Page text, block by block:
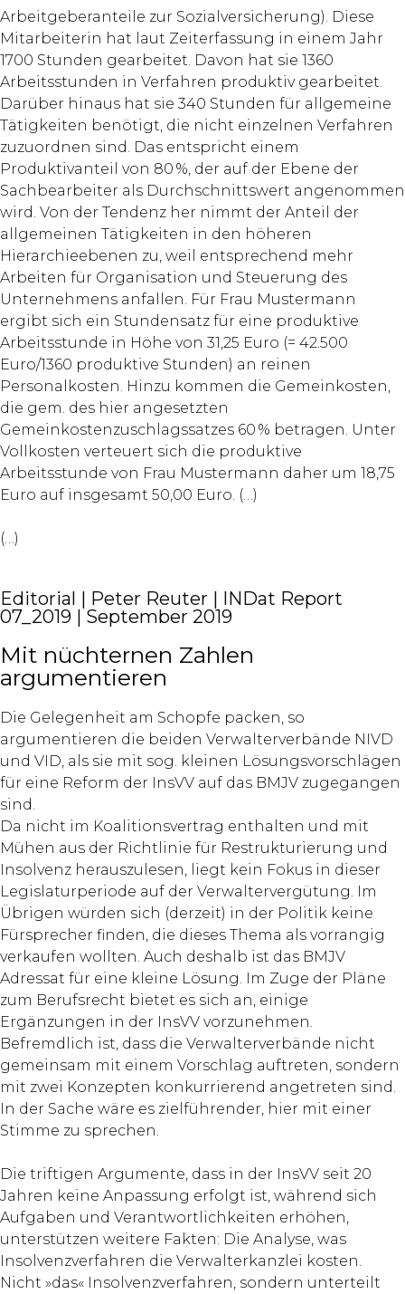
Arbeitgeberanteile zur Sozialversicherung). Diese
Mitarbeiterin hat laut Zeiterfassung in einem Jahr
1700 Stunden gearbeitet. Davon hat sie 1360
Arbeitsstunden in Verfahren produktiv gearbeitet.
Darüber hinaus hat sie 340 Stunden für allgemeine
Tätigkeiten benötigt, die nicht einzelnen Verfahren
zuzuordnen sind. Das entspricht einem
Produktivanteil von 80 %, der auf der Ebene der
Sachbearbeiter als Durchschnittswert angenommen
wird. Von der Tendenz her nimmt der Anteil der
allgemeinen Tätigkeiten in den höheren
Hierarchieebenen zu, weil entsprechend mehr
Arbeiten für Organisation und Steuerung des
Unternehmens anfallen. Für Frau Mustermann
ergibt sich ein Stundensatz für eine produktive
Arbeitsstunde in Höhe von 31,25 Euro (= 42.500
Euro/1360 produktive Stunden) an reinen
Personalkosten. Hinzu kommen die Gemeinkosten,
die gem. des hier angesetzten
Gemeinkostenzuschlagssatzes 60 % betragen. Unter
Vollkosten verteuert sich die produktive
Arbeitsstunde von Frau Mustermann daher um 18,75
Euro auf insgesamt 50,00 Euro. (…)
(…)
Editorial | Peter Reuter | INDat Report
07_2019 | September 2019
Mit nüchternen Zahlen
argumentieren
Die Gelegenheit am Schopfe packen, so
argumentieren die beiden Verwalterverbände NIVD
und VID, als sie mit sog. kleinen Lösungsvorschlägen
für eine Reform der InsVV auf das BMJV zugegangen
sind.
Da nicht im Koalitionsvertrag enthalten und mit
Mühen aus der Richtlinie für Restrukturierung und
Insolvenz herauszulesen, liegt kein Fokus in dieser
Legislaturperiode auf der Verwaltervergütung. Im
Übrigen würden sich (derzeit) in der Politik keine
Fürsprecher finden, die dieses Thema als vorrangig
verkaufen wollten. Auch deshalb ist das BMJV
Adressat für eine kleine Lösung. Im Zuge der Pläne
zum Berufsrecht bietet es sich an, einige
Ergänzungen in der InsVV vorzunehmen.
Befremdlich ist, dass die Verwalterverbände nicht
gemeinsam mit einem Vorschlag auftreten, sondern
mit zwei Konzepten konkurrierend angetreten sind.
In der Sache wäre es zielführender, hier mit einer
Stimme zu sprechen.
Die triftigen Argumente, dass in der InsVV seit 20
Jahren keine Anpassung erfolgt ist, während sich
Aufgaben und Verantwortlichkeiten erhöhen,
unterstützen weitere Fakten: Die Analyse, was
Insolvenzverfahren die Verwalterkanzlei kosten.
Nicht »das« Insolvenzverfahren, sondern unterteilt